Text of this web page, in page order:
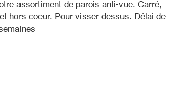
assortiment de parois anti-vue. Carré,
hors coeur. Pour visser dessus. Délai de